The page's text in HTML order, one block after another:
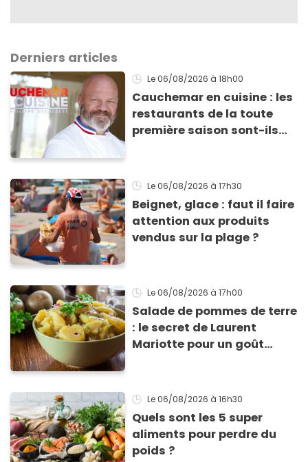
Derniers articles
Le 06/08/2026 à 18h00
Cauchemar en cuisine : les
restaurants de la toute
première saison sont-ils
Le 06/08/2026 à 17h30
Beignet, glace : faut il faire
attention aux produits
vendus sur la plage ?
Le 06/08/2026 à 17h00
Salade de pommes de terre
: le secret de Laurent
Mariotte pour un goût
Le 06/08/2026 à 16h30
Quels sont les 5 super
aliments pour perdre du
poids ?